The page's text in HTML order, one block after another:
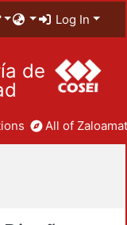
Log In
de
All of